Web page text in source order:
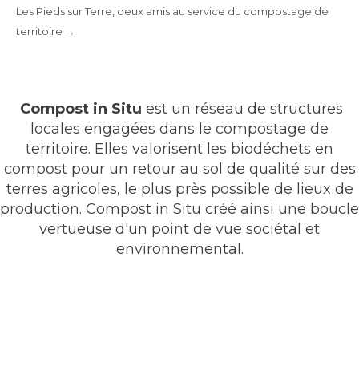
Les Pieds sur Terre, deux amis au service du compostage de
territoire →
Compost in Situ est un réseau de structures
locales engagées dans le compostage de
territoire. Elles valorisent les biodéchets en
compost pour un retour au sol de qualité sur des
terres agricoles, le plus près possible de lieux de
production. Compost in Situ créé ainsi une boucle
vertueuse d'un point de vue sociétal et
environnemental.